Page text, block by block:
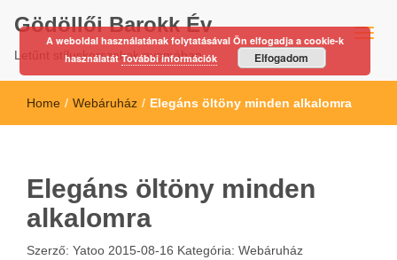
Gödöllői Barokk Év
Letűnt stíluskorszakok nyomában…
Home / Webáruház / Elegáns öltöny minden alkalomra
Elegáns öltöny minden
alkalomra
Szerző: Yatoo 2015-08-16 Kategória: Webáruház
A weboldal használatának folytatásával Ön elfogadja a cookie-k
használatátTovábbi információk Elfogadom